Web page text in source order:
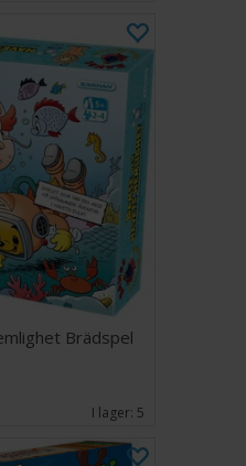
Brädspel
I lager: 5